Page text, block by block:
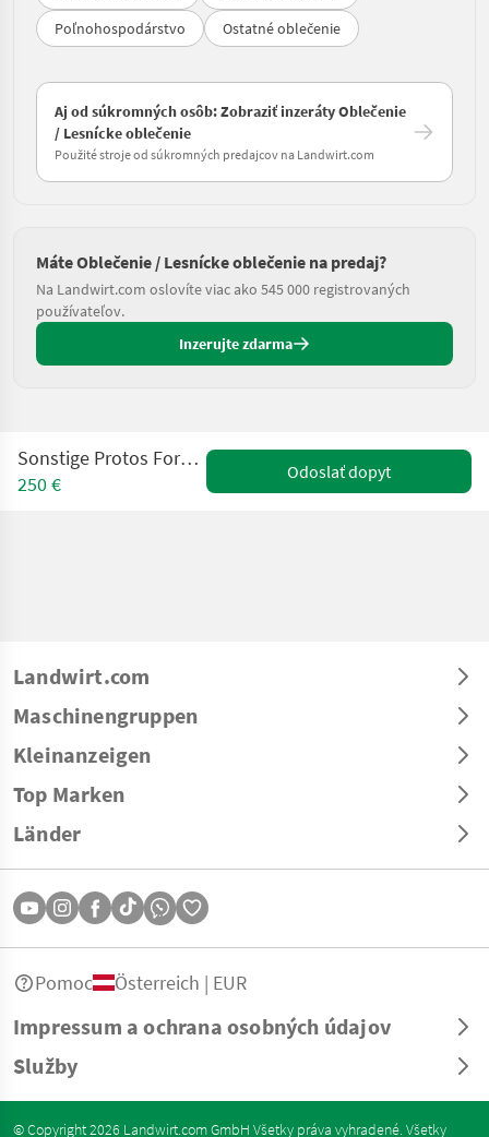
Poľnohospodárstvo
Ostatné oblečenie
Aj od súkromných osôb: Zobraziť inzeráty Oblečenie
/ Lesnícke oblečenie
Použité stroje od súkromných predajcov na Landwirt.com
Máte Oblečenie / Lesnícke oblečenie na predaj?
Na Landwirt.com oslovíte viac ako 545 000 registrovaných
používateľov.
Inzerujte zdarma
Sonstige Protos Forsthelm - Steyr Design
250 €
Odoslať dopyt
Landwirt.com
Maschinengruppen
Kleinanzeigen
Top Marken
Länder
Impressum a ochrana osobných údajov
Služby
Pomoc Österreich | EUR
© Copyright 2026 Landwirt.com GmbH Všetky práva vyhradené. Všetky